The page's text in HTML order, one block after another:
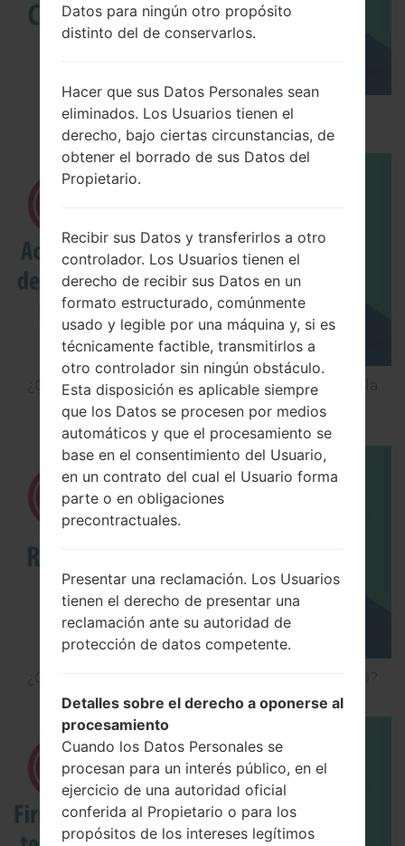
Los 5 principales Códigos Secretos para LG!
¿Cómo Activar las Opciones de Desarrollador y la
Depuración USB en LG?
¿Cómo hacer Reinicio Completo en LG G5 H850?
Datos para ningún otro propósito
distinto del de conservarlos.
Hacer que sus Datos Personales sean
eliminados. Los Usuarios tienen el
derecho, bajo ciertas circunstancias, de
obtener el borrado de sus Datos del
Propietario.
Recibir sus Datos y transferirlos a otro
controlador. Los Usuarios tienen el
derecho de recibir sus Datos en un
formato estructurado, comúnmente
usado y legible por una máquina y, si es
técnicamente factible, transmitirlos a
otro controlador sin ningún obstáculo.
Esta disposición es aplicable siempre
que los Datos se procesen por medios
automáticos y que el procesamiento se
base en el consentimiento del Usuario,
en un contrato del cual el Usuario forma
parte o en obligaciones
precontractuales.
Presentar una reclamación. Los Usuarios
tienen el derecho de presentar una
reclamación ante su autoridad de
protección de datos competente.
Detalles sobre el derecho a oponerse al
procesamiento
Cuando los Datos Personales se
procesan para un interés público, en el
ejercicio de una autoridad oficial
conferida al Propietario o para los
propósitos de los intereses legítimos